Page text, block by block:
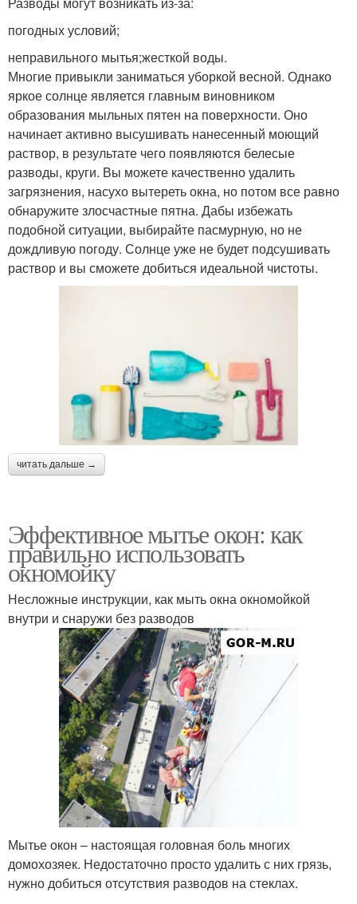
погодных условий;
неправильного мытья;жесткой воды.
Многие привыкли заниматься уборкой весной. Однако
яркое солнце является главным виновником
образования мыльных пятен на поверхности. Оно
начинает активно высушивать нанесенный моющий
раствор, в результате чего появляются белесые
разводы, круги. Вы можете качественно удалить
загрязнения, насухо вытереть окна, но потом все равно
обнаружите злосчастные пятна. Дабы избежать
подобной ситуации, выбирайте пасмурную, но не
дождливую погоду. Солнце уже не будет подсушивать
раствор и вы сможете добиться идеальной чистоты.
читать дальше →
Эффективное мытье окон: как
правильно использовать
окномойку
Несложные инструкции, как мыть окна окномойкой
внутри и снаружи без разводов
Мытье окон – настоящая головная боль многих
домохозяек. Недостаточно просто удалить с них грязь,
нужно добиться отсутствия разводов на стеклах.